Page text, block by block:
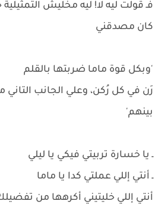
فـ قولت ليه لا! ليه مخليش
كان مصدقني
'وبكل قوة ماما ضربتها بالقلم
رَن في كل رُكن، وعلي الجانب
بينهم'
ـ يا خسارة تربيتي فيكي يا ليلي
ـ أنتي إللي عملتي كدا يا ماما
أنتي إللي خليتيني أكرهها من